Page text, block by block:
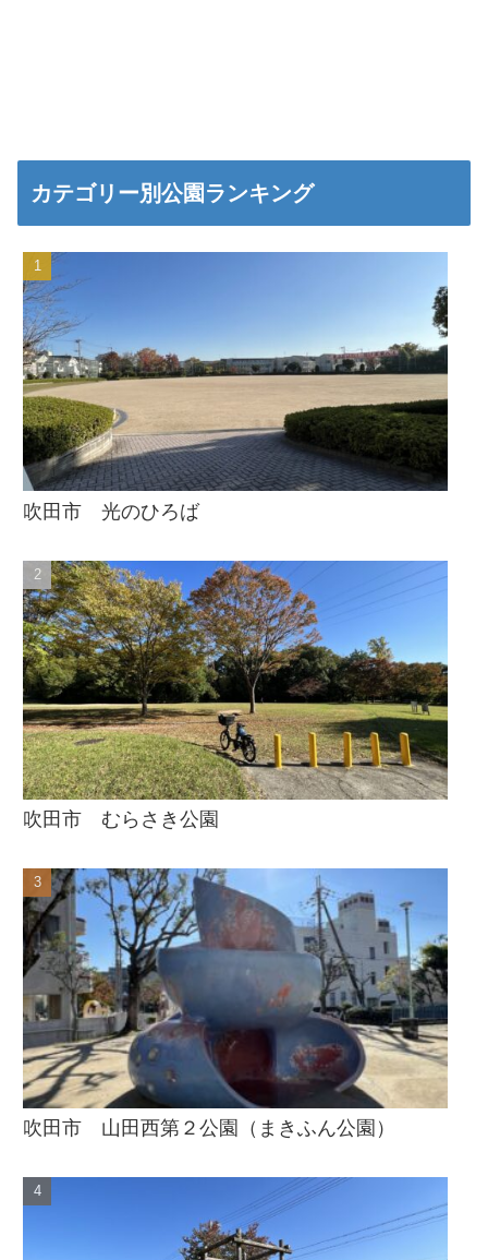
カテゴリー別公園ランキング
吹田市 光のひろば
吹田市 むらさき公園
吹田市 山田西第２公園（まきふん公園）